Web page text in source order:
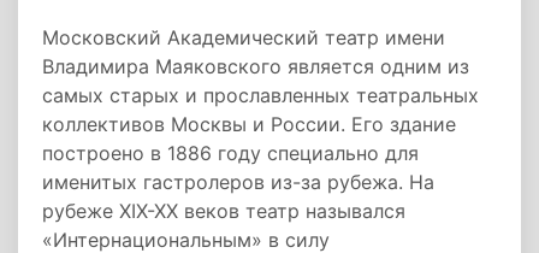
Московский Академический театр имени
Владимира Маяковского является одним из
самых старых и прославленных театральных
коллективов Москвы и России. Его здание
построено в 1886 году специально для
именитых гастролеров из-за рубежа. На
рубеже XIX-XX веков театр назывался
«Интернациональным» в силу